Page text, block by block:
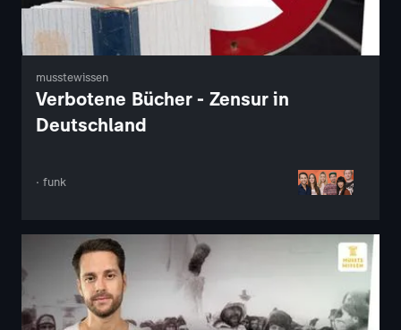
musstewissen
Verbotene Bücher - Zensur in
Deutschland
· funk